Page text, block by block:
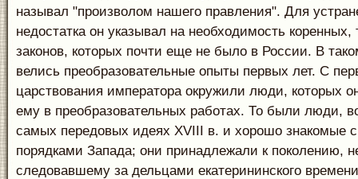
называл "произволом нашего правления". Для
недостатка он указывал на необходимость коренных,
законов, которых почти еще не было в России. В
велись преобразовательные опыты первых лет. С
царствования императора окружили люди, которых
ему в преобразовательных работах. То были люди,
самых передовых идеях XVIII в. и хорошо знакомые
порядками Запада; они принадлежали к поколению,
следовавшему за дельцами екатерининского